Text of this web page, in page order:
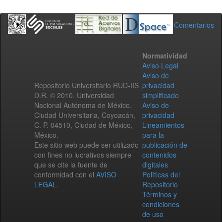
Comentarios
Repositorio Universitario RUD-IIS
D.R. © 2010. Universidad
Nacional Autónoma de México.
Ciudad Universitaria, Coyoacán,
C. P. 04510, Ciudad de México,
México.
Este sitio web puede ser utilizado
con fines no lucrativos siempre
que se cite la fuente de
conformidad con el AVISO
LEGAL.
Normatividad
Aviso Legal
Aviso de
privacidad
simplificado
Aviso de
privacidad
Lineamientos
para la
publicación de
contenidos
digitales
Políticas del
Repositorio
Términos y
condiciones
de uso